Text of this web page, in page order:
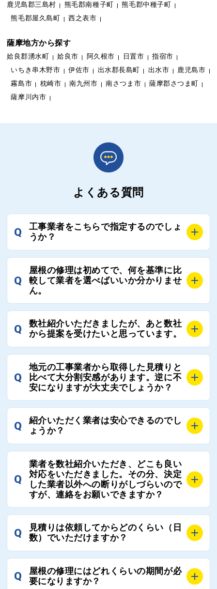
鹿児島郡三島村 熊毛郡南種子町
熊毛郡中種子町
熊毛郡屋久島町
西之表市
薩摩地方から探す
姶良郡湧水町 姶良市 阿久根市 日置市
指宿市
いちき串木野市
伊佐市 出水郡長島町 出水市
鹿児島市
霧島市
枕崎市 南九州市 南さつま市
薩摩郡さつま町
薩摩川内市
よくある質問
Q
工事業者をこちらで指定するのでしょ
うか？
お客様のご要望をお聞きし、条件に合った工事業者を
最大3社まで選定し、ご紹介いたします。
そのため、お客様に比較する業者を選定いただく必要
Q
屋根の修理は初めてで、何を基準に比
較して業者を選べばいいか分かりませ
ん。
選定基準はお客様によって異なりますが、価格はもち
ろんのこと、実績面や保証面、担当者の人柄や社歴、
し、総合的に判断ください。
また、選定に迷った際などは屋根コネクト事務局へご
連絡いただければ、お客様の屋根修理を全面的にフォ
ローさせていただきます。お気軽にご相談ください。
Q
数社紹介いただきましたが、あと数社
から提案を受けたいと思っています。
全国300社以上の登録業者がございますので、プラス
でご紹介の要望をいただければ、即時屋根コネクトに
て対応させていただきます。お気軽にお申し付けくだ
Q
地元の工事業者から取得した見積りと
比べて大分割安感があります。逆に不
安になりますが大丈夫でしょうか？
残念ながら、リフォーム業界は費用の内訳に不透明な
部分が多く、一見同じ工事でも１００万円以上の差が
屋根コネクトではそのような不安を抱えてしまう屋根
の修理において、適正で公正な工事業者選びのお手伝
いをさせていただくサイトでございます。
まだまだそのような業界だからこそ比較が重要になり
ますので、是非屋根コネクトを活用ください。
Q
紹介いただく業者は安心できるのでし
ょうか？
屋根コネクトでは、お客様の安心を支える「優良工事
業者チェック制度」を設けております。
屋根コネクトにて定期的にお客様アンケートを実施
し、そこで評価の低かった業者は事実確認の上で、屋
根コネクトの判断により即時登録を解除できる契約と
優良業者のみをご紹介できる体制により、お客様の安
心と信頼を維持しております。
Q
業者を数社紹介いただき、どこも良い
対応をいただきました。その分、決定
した業者以外への断りがしづらいので
すが、連絡をお願いできますか？
屋根コネクトにお任せください。屋根コネクトでは、
工事業者へのお断りも無料で代行しております。
れる必要はございませんので、いつでもお気軽にご相
談ください。
Q
見積りは依頼してからどのくらい（日
数）でいただけますか？
工事業者にもよりますが、おおよそ現地調査後3日～1
週間前後にはお届けできます。
Q
屋根の修理にはどれくらいの期間が必
要になりますか？